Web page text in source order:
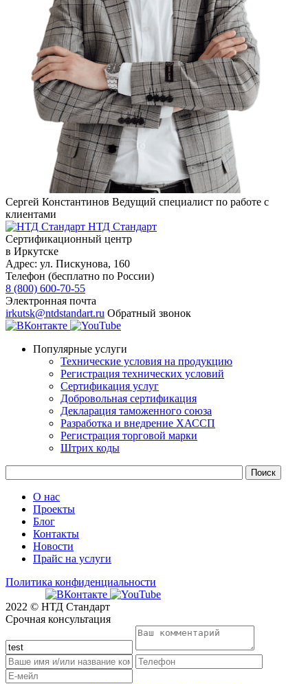
Сергей Константинов Ведущий специалист по работе с
клиентами
НТД Стандарт
Сертификационный центр
в Иркутске
Адрес: ул. Пискунова, 160
Телефон (бесплатно по России)
8 (800) 600-70-55
Электронная почта
irkutsk@ntdstandart.ru Обратный звонок
Популярные услуги
Технические условия на продукцию
Регистрация технических условий
Сертификация услуг
Добровольная сертификация
Декларация таможенного союза
Разработка и внедрение ХАССП
Регистрация торговой марки
Штрих коды
О нас
Проекты
Блог
Контакты
Новости
Прайс на услуги
Политика конфиденциальности
2022 © НТД Стандарт
Срочная консультация